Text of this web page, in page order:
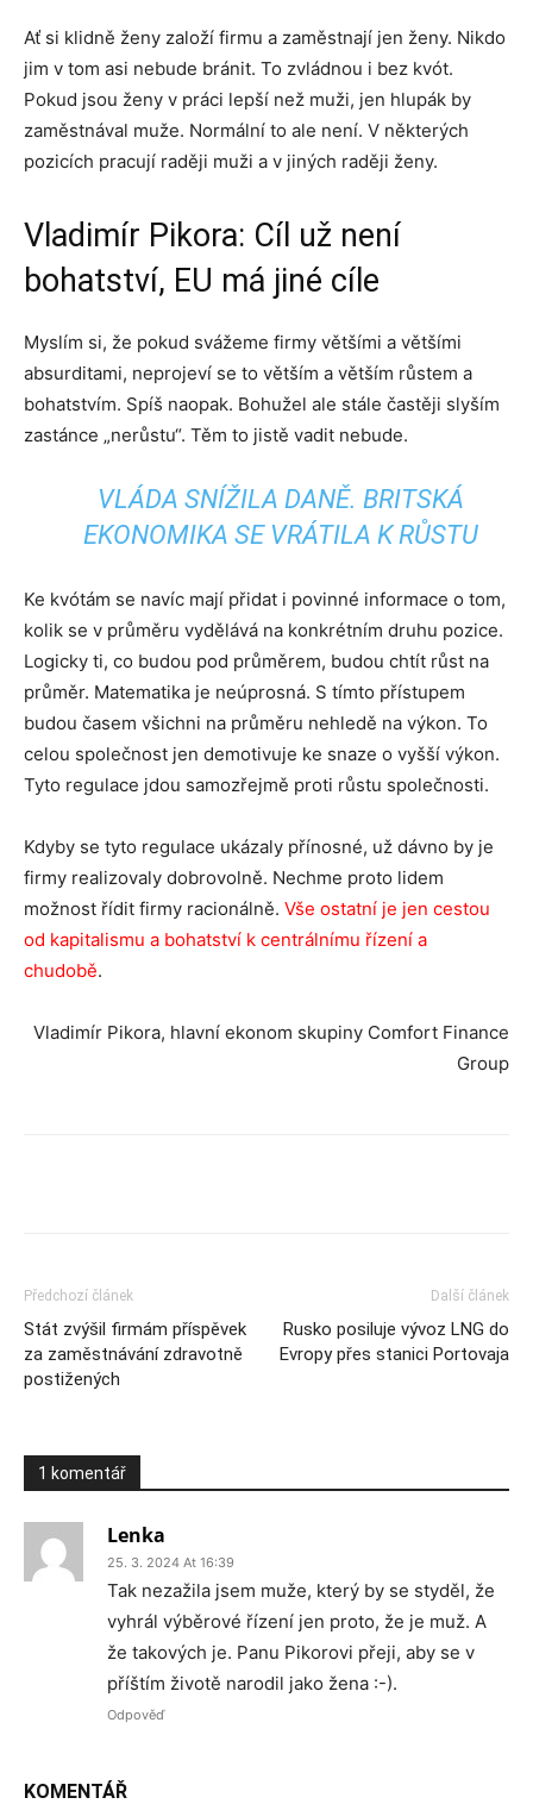
Ať si klidně ženy založí firmu a zaměstnají jen ženy. Nikdo
jim v tom asi nebude bránit. To zvládnou i bez kvót.
Pokud jsou ženy v práci lepší než muži, jen hlupák by
zaměstnával muže. Normální to ale není. V některých
pozicích pracují raději muži a v jiných raději ženy.
Vladimír Pikora: Cíl už není
bohatství, EU má jiné cíle
Myslím si, že pokud svážeme firmy většími a většími
absurditami, neprojeví se to větším a větším růstem a
bohatstvím. Spíš naopak. Bohužel ale stále častěji slyším
zastánce „nerůstu“. Těm to jistě vadit nebude.
VLÁDA SNÍŽILA DANĚ. BRITSKÁ
EKONOMIKA SE VRÁTILA K RŮSTU
Ke kvótám se navíc mají přidat i povinné informace o tom,
kolik se v průměru vydělává na konkrétním druhu pozice.
Logicky ti, co budou pod průměrem, budou chtít růst na
průměr. Matematika je neúprosná. S tímto přístupem
budou časem všichni na průměru nehledě na výkon. To
celou společnost jen demotivuje ke snaze o vyšší výkon.
Tyto regulace jdou samozřejmě proti růstu společnosti.
Kdyby se tyto regulace ukázaly přínosné, už dávno by je
firmy realizovaly dobrovolně. Nechme proto lidem
možnost řídit firmy racionálně. Vše ostatní je jen cestou
od kapitalismu a bohatství k centrálnímu řízení a
chudobě.
Vladimír Pikora, hlavní ekonom skupiny Comfort Finance
Group
Předchozí článek
Stát zvýšil firmám příspěvek
za zaměstnávání zdravotně
postižených
Další článek
Rusko posiluje vývoz LNG do
Evropy přes stanici Portovaja
1 komentář
Lenka
25. 3. 2024 At 16:39
Tak nezažila jsem muže, který by se styděl, že
vyhrál výběrové řízení jen proto, že je muž. A
že takových je. Panu Pikorovi přeji, aby se v
příštím životě narodil jako žena :-).
Odpověď
KOMENTÁŘ